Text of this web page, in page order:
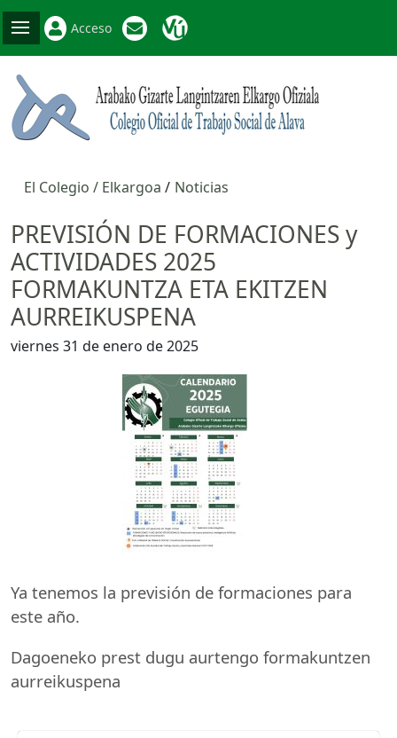
Acceso
El Colegio / Elkargoa Noticias
PREVISIÓN DE FORMACIONES y
ACTIVIDADES 2025
FORMAKUNTZA ETA EKITZEN
AURREIKUSPENA
viernes 31 de enero de 2025
Ya tenemos la previsión de formaciones para
este año.
Dagoeneko prest dugu aurtengo formakuntzen
aurreikuspena